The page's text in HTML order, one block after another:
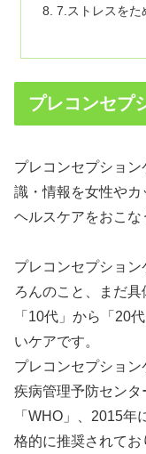
7.ストレスをた
プレコンセプ
プレコンセプショ
識・情報を女性や
ヘルスケアをおこな
プレコンセプショ
ろんのこと、まだ
「10代」から「20
いケアです。
プレコンセプショ
疾病管理予防セン
「WHO」、2015
格的に推奨されて